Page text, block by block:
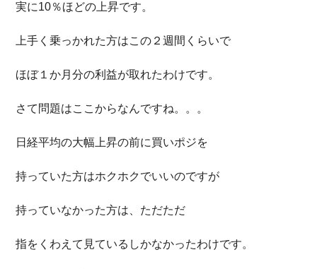
実に10％ほどの上昇です。
上手く乗っかれた方はこの２週間くらいで
ほぼ１か月分の利益が取れたわけです。
さて問題はここからなんですね。。。
日経平均の大幅上昇の前に買いポジを
持っていた方はホクホクでいいのですが
持っていなかった方は、ただただ
指をくわえて見ているしかなかったわけです。